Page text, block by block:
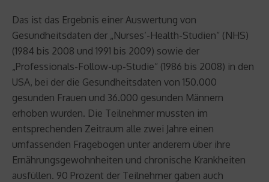
Das ist das Ergebnis einer Auswertung von
Gesundheitsdaten der „Nurses‘-Health-Studien“ (NHS)
(1984 bis 2008 und 1991 bis 2009) sowie der
„Professionals-Follow-up-Studie“ (1986 bis 2008) in den
USA, bei der die Gesundheitsdaten von 150.000
gesunden Frauen und 36.000 gesunden Männern
erhoben wurden. Die Teilnehmer mussten im
entsprechenden Zeitraum alle zwei Jahre einen
umfassenden Fragebogen unter anderem über ihre
Ernährungsgewohnheiten und chronische Krankheiten
ausfüllen. 90 Prozent der Teilnehmer gaben auch